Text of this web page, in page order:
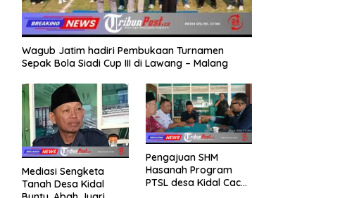
Wagub Jatim hadiri Pembukaan Turnamen
Sepak Bola Siadi Cup III di Lawang – Malang
Mediasi Sengketa
Tanah Desa Kidal
Pengajuan SHM
Hasanah Program
PTSL desa Kidal Cacat